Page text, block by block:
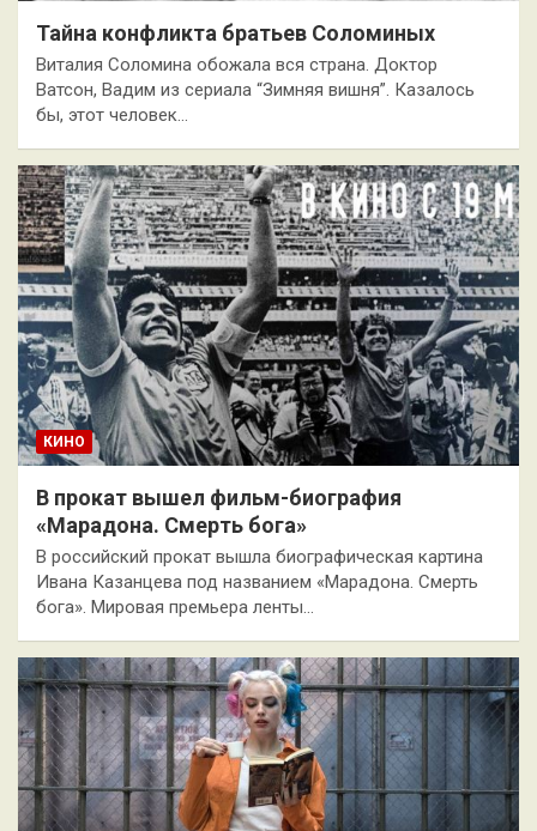
Тайна конфликта братьев Соломиных
Виталия Соломина обожала вся страна. Доктор
Ватсон, Вадим из сериала “Зимняя вишня”. Казалось
бы, этот человек…
КИНО
В прокат вышел фильм-биография
«Марадона. Смерть бога»
В российский прокат вышла биографическая картина
Ивана Казанцева под названием «Марадона. Смерть
бога». Мировая премьера ленты…